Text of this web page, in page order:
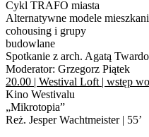
Cykl TRAFO miasta
Alternatywne modele
cohousing i grupy
budowlane
Spotkanie z arch. Agatą
Moderator: Grzegorz Piątek
20.00 | Westival Loft | wstęp
Kino Westivalu
„Mikrotopia”
Reż. Jesper Wachtmeister | 55’